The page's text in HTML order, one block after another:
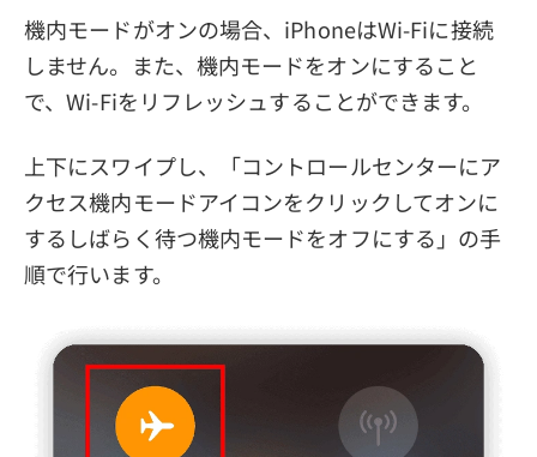
機内モードがオンの場合、iPhoneはWi-Fiに接続
しません。また、機内モードをオンにすること
で、Wi-Fiをリフレッシュすることができます。
上下にスワイプし、「コントロールセンターにア
クセス機内モードアイコンをクリックしてオンに
するしばらく待つ機内モードをオフにする」の手
順で行います。